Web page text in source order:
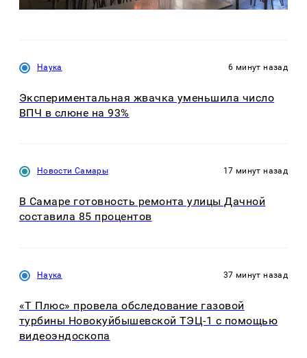
Наука 6 минут назад
Экспериментальная жвачка уменьшила число
ВПЧ в слюне на 93%
Новости Самары 17 минут назад
В Самаре готовность ремонта улицы Дачной
составила 85 процентов
Наука 37 минут назад
«Т Плюс» провела обследование газовой
турбины Новокуйбышевской ТЭЦ-1 с помощью
видеоэндоскопа